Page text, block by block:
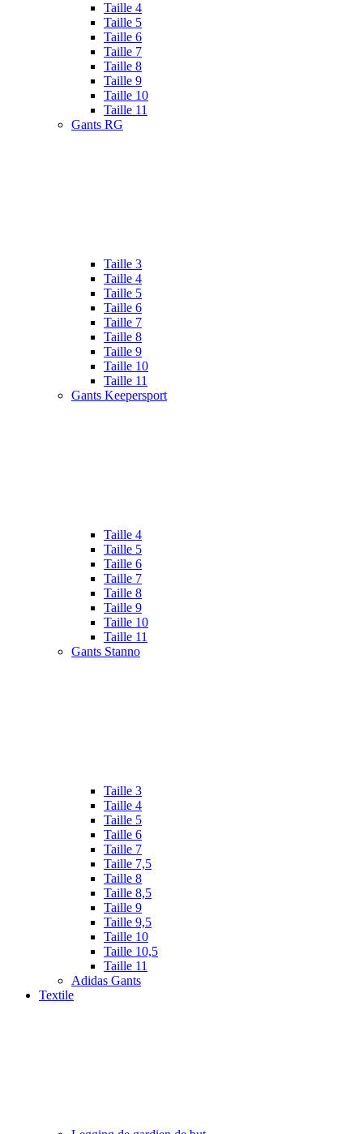
Taille 4
Taille 5
Taille 6
Taille 7
Taille 8
Taille 9
Taille 10
Taille 11
Gants RG
Taille 3
Taille 4
Taille 5
Taille 6
Taille 7
Taille 8
Taille 9
Taille 10
Taille 11
Gants Keepersport
Taille 4
Taille 5
Taille 6
Taille 7
Taille 8
Taille 9
Taille 10
Taille 11
Gants Stanno
Taille 3
Taille 4
Taille 5
Taille 6
Taille 7
Taille 7,5
Taille 8
Taille 8,5
Taille 9
Taille 9,5
Taille 10
Taille 10,5
Taille 11
Adidas Gants
Textile